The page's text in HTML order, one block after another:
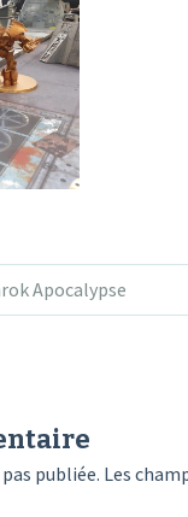
Apocalypse
publiée. Les